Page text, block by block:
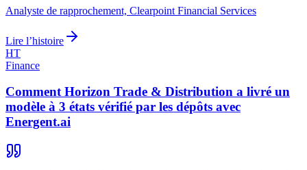
Analyste de rapprochement, Clearpoint Financial Services
Lire l’histoire
HT
Finance
Comment Horizon Trade & Distribution a livré un
modèle à 3 états vérifié par les dépôts avec
Energent.ai